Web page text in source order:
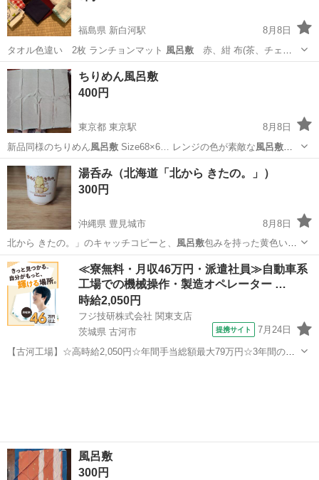
福島県 新白河駅
8月8日
タオル色違い 2枚 ランチョンマット 風呂敷赤、紺 布(茶、チェッ
ク赤) 使用感…
福島 西白河郡 新白河駅 その他
ちりめん風呂敷
400円
東京都 東京駅
8月8日
新品同様のちりめん風呂敷Size68×6… レンジの色が素敵な風呂敷で
す。
東京 中央区 東京駅 冠婚葬祭 ちりめん
湯呑み（北海道「北から きたの。」）
300円
沖縄県 豊見城市
8月8日
北から きたの。」のキャッチコピーと、 風呂敷包みを持った黄色いキ
ツネのイラスト入り…
沖縄 豊見城市 食器
≪寮無料・月収46万円・派遣社員≫自動車系
工場での機械操作・製造オペレーター …
時給2,050円
フジ技研株式会社 関東支店
茨城県 古河市
提携サイト 7月24日
【古河工場】☆高時給2,050円☆年間手当総額最大79万円☆3年間の手
風呂敷
300円